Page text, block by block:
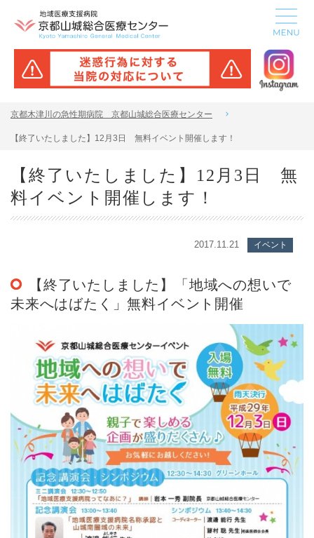
京都木津川の急性期病院 京都山城総合医療センター
【終了いたしました】12月3日 無料イベント開催します！
【終了いたしました】12月3日 無
料イベント開催します！
2017.11.21 イベント
【終了いたしました】「地域への想いで
未来へはばたく」無料イベント開催